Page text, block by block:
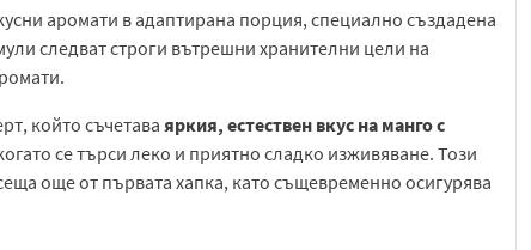
аромати в адаптирана порция, специално създадена
следват строги вътрешни хранителни цели на
който съчетаваяркия, естествен вкус на манго с
се търси леко и приятно сладко изживяване. Този
още от първата хапка, като същевременно осигурява